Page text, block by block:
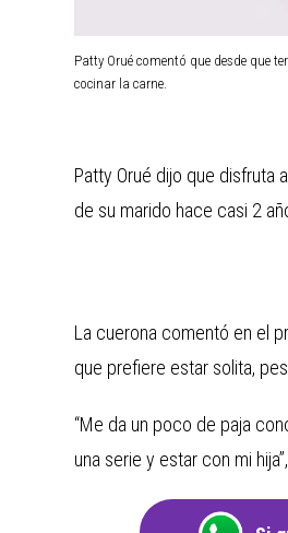
Patty Orué comentó que desde que
cocinar la carne.
Patty Orué dijo que disfruta
de su marido hace casi 2
La cuerona comentó en el
que prefiere estar solita,
“Me da un poco de paja
una serie y estar con mi